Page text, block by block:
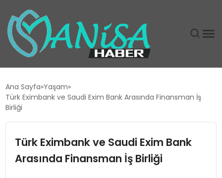
EĞITIM
GÜNDEM
Ana Sayfa Yaşam
Türk Eximbank ve Saudi Exim Bank Arasında Finansman İş
Birliği
Türk Eximbank ve Saudi Exim Bank
Arasında Finansman İş Birliği